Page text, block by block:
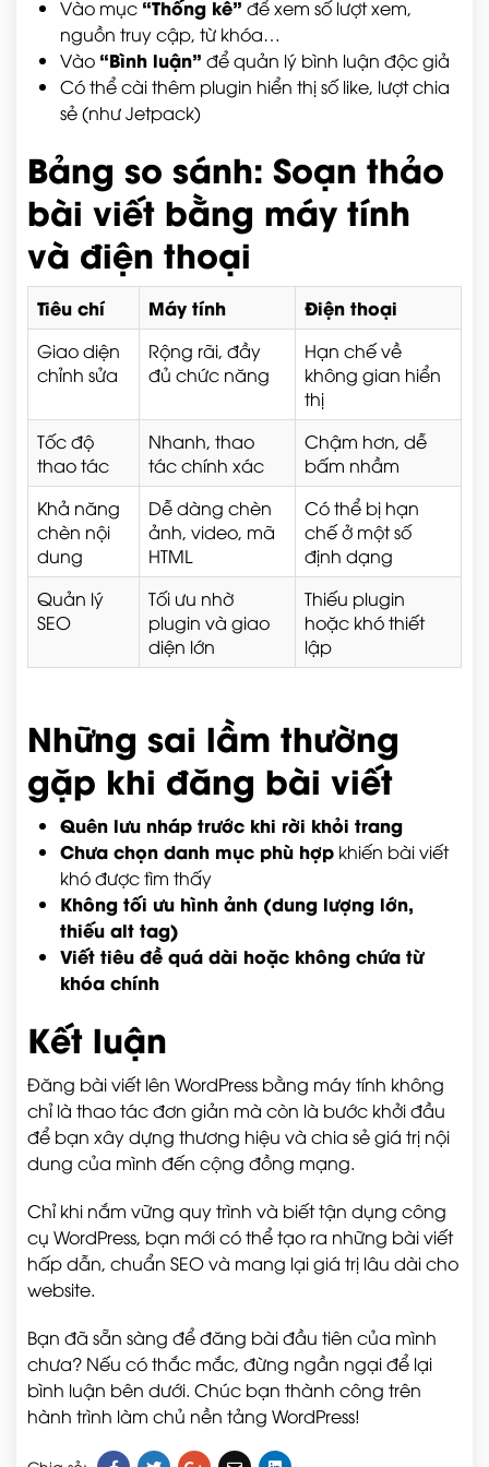
Vào mục “Thống kê” để xem số lượt xem,
nguồn truy cập, từ khóa…
Vào “Bình luận” để quản lý bình luận độc giả
Có thể cài thêm plugin hiển thị số like, lượt chia
sẻ (như Jetpack)
Bảng so sánh: Soạn thảo
bài viết bằng máy tính
và điện thoại
Tiêu chí Máy tính Điện thoại
Giao diện
chỉnh sửa
Rộng rãi, đầy
đủ chức năng
Hạn chế về
không gian hiển
thị
Tốc độ
thao tác
Nhanh, thao
tác chính xác
Chậm hơn, dễ
bấm nhầm
Khả năng
chèn nội
dung
Dễ dàng chèn
ảnh, video, mã
HTML
Có thể bị hạn
chế ở một số
định dạng
Quản lý
SEO
Tối ưu nhờ
plugin và giao
diện lớn
Thiếu plugin
hoặc khó thiết
lập
Những sai lầm thường
gặp khi đăng bài viết
Quên lưu nháp trước khi rời khỏi trang
Chưa chọn danh mục phù hợp khiến bài viết
khó được tìm thấy
Không tối ưu hình ảnh (dung lượng lớn,
thiếu alt tag)
Viết tiêu đề quá dài hoặc không chứa từ
khóa chính
Kết luận
Đăng bài viết lên WordPress bằng máy tính không
chỉ là thao tác đơn giản mà còn là bước khởi đầu
để bạn xây dựng thương hiệu và chia sẻ giá trị nội
dung của mình đến cộng đồng mạng.
Chỉ khi nắm vững quy trình và biết tận dụng công
cụ WordPress, bạn mới có thể tạo ra những bài viết
hấp dẫn, chuẩn SEO và mang lại giá trị lâu dài cho
website.
Bạn đã sẵn sàng để đăng bài đầu tiên của mình
chưa? Nếu có thắc mắc, đừng ngần ngại để lại
bình luận bên dưới. Chúc bạn thành công trên
hành trình làm chủ nền tảng WordPress!